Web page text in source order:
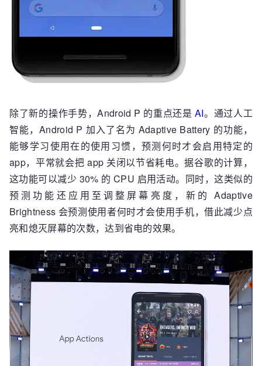
除了新的操作手势，Android P 的重点还是AI。通过人工
智能，Android P 加入了名为 Adaptive Battery 的功能，
能够学习使用在的使用习惯，预测何时才会启用特定的
app，平常就会把 app 关闭以节省耗电。据谷歌的计算，
这功能可以减少 30% 的 CPU 启用活动。同时，这类似的
预测功能还应用至调整屏幕亮度，新的 Adaptive
Brightness 会预测使用者何时才会使用手机，借此减少点
亮和熄灭屏幕的次数，达到省电的效果。